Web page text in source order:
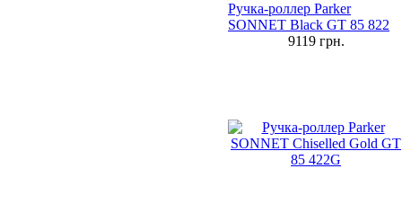
Ручка-роллер Parker
SONNET Black GT 85 822
9119грн.